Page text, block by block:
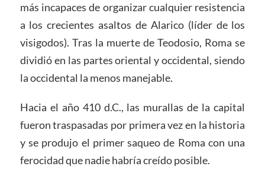
más incapaces de organizar cualquier resistencia
a los crecientes asaltos de Alarico (líder de los
visigodos). Tras la muerte de Teodosio, Roma se
dividió en las partes oriental y occidental, siendo
la occidental la menos manejable.
Hacia el año 410 d.C., las murallas de la capital
fueron traspasadas por primera vez en la historia
y se produjo el primer saqueo de Roma con una
ferocidad que nadie habría creído posible.